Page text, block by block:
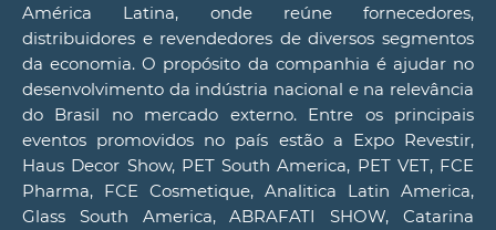
América Latina, onde reúne fornecedores,
distribuidores e revendedores de diversos segmentos
da economia. O propósito da companhia é ajudar no
desenvolvimento da indústria nacional e na relevância
do Brasil no mercado externo. Entre os principais
eventos promovidos no país estão a Expo Revestir,
Haus Decor Show, PET South America, PET VET, FCE
Pharma, FCE Cosmetique, Analitica Latin America,
Glass South America, ABRAFATI SHOW, Catarina